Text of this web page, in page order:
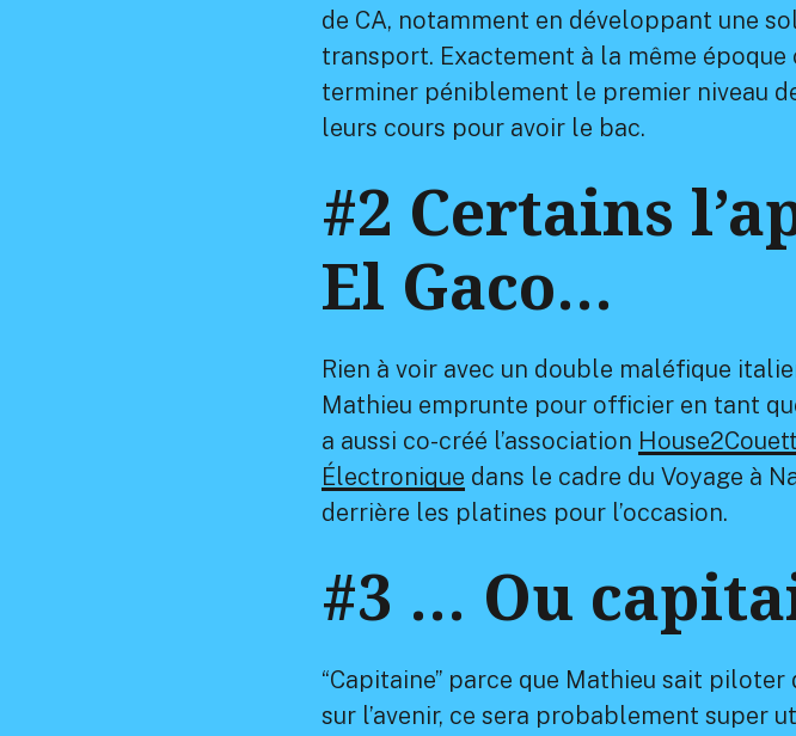
de CA, notamment en développant une
transport. Exactement à la même époque
terminer péniblement le premier niveau
leurs cours pour avoir le bac.
#2 Certains
El Gaco…
Rien à voir avec un double maléfique
Mathieu emprunte pour officier en tant
a aussi co-créé l’association
Électronique dans le cadre du Voyage à
derrière les platines pour l’occasion.
#3 … Ou
“Capitaine” parce que Mathieu sait
sur l’avenir, ce sera probablement super